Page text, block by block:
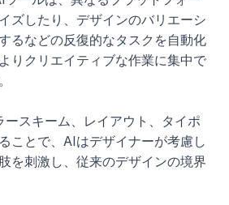
ズしたり、デザインのバリエーシ
るなどの反復的なタスクを自動化
りクリエイティブな作業に集中で
ースキーム、レイアウト、タイポ
ことで、AIはデザイナーが考慮し
を刺激し、従来のデザインの境界